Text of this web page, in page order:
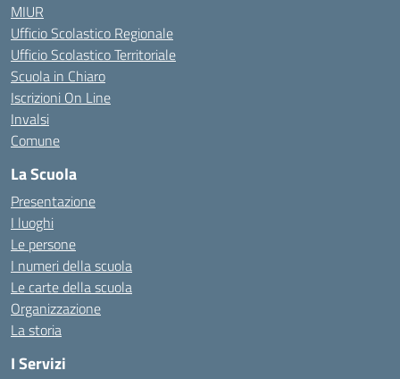
MIUR
Ufficio Scolastico Regionale
Ufficio Scolastico Territoriale
Scuola in Chiaro
Iscrizioni On Line
Invalsi
Comune
La Scuola
Presentazione
I luoghi
Le persone
I numeri della scuola
Le carte della scuola
Organizzazione
La storia
I Servizi